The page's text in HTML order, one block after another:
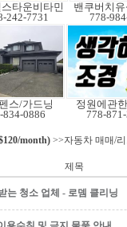
타운비타민
242-7731
밴쿠버치
778-
스/가드닝
834-0886
정원에관
778-
month) >>자동차 매매/
제목
는 청소 업체 - 로뎀 클리닝